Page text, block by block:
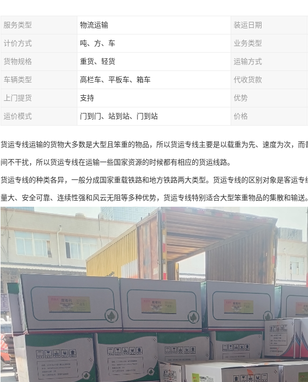
服务类型 物流运输 装运日期
计价方式 吨、方、车 业务类型
货物规格 重货、轻货 运输方式
车辆类型 高栏车、平板车、箱车 代收货款
上门提货 支持 优势
运价模式 门到门、站到站、门到站 价格
货运专线运输的货物大多数是大型且笨重的物品，所以货运专线主要是以载重为先、速度为次，
间不干扰，所以货运专线在运输一些国家资源的时候都有相应的货运线路。
货运专线的种类各异，一般分成国家重载铁路和地方铁路两大类型。货运专线的区别对象是客运
量大、安全可靠、连续性强和风云无阻等多种优势，货运专线特别适合大型笨重物品的集散和输送。